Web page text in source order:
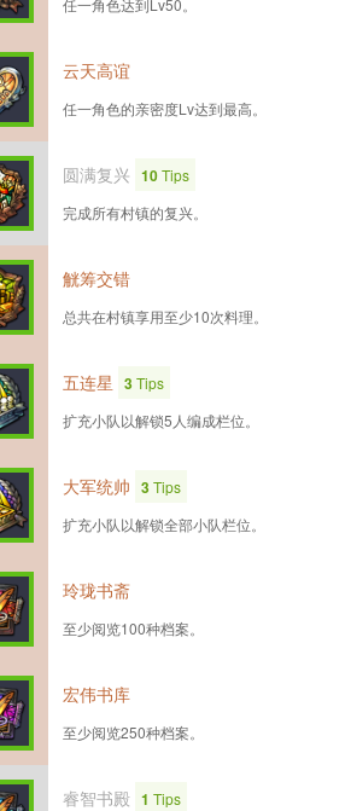
任一角色达到Lv50。
云天高谊
任一角色的亲密度Lv达到最高。
圆满复兴 10Tips
完成所有村镇的复兴。
觥筹交错
总共在村镇享用至少10次料理。
五连星 3Tips
扩充小队以解锁5人编成栏位。
大军统帅 3Tips
扩充小队以解锁全部小队栏位。
玲珑书斋
至少阅览100种档案。
宏伟书库
至少阅览250种档案。
睿智书殿 1 Tips